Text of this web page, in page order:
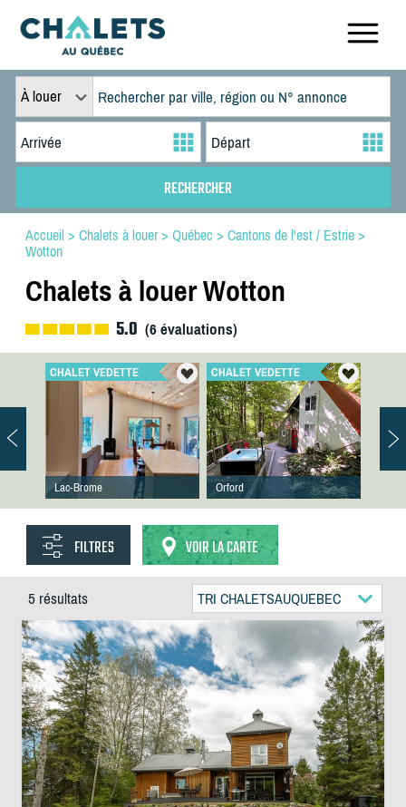
À louer
Accueil > Chalets à louer> Québec > Cantons de l'est / Estrie>
Wotton
Chalets à louer Wotton
5.0 (6évaluations)
CHALET VEDETTE
Lac-Brome
CHALET VEDETTE
Orford
FILTRES VOIR LA CARTE
5 résultats TRI CHALETSAUQUEBEC